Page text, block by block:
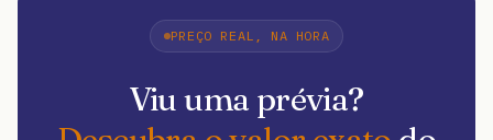
PREÇO REAL, NA HORA
Viu uma prévia?